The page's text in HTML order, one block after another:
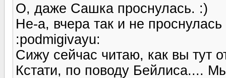
О, даже Сашка проснулась. :)
Не-а, вчера так и не
:podmigivayu:
Сижу сейчас читаю, как вы тут
Кстати, по поводу Бейлиса....